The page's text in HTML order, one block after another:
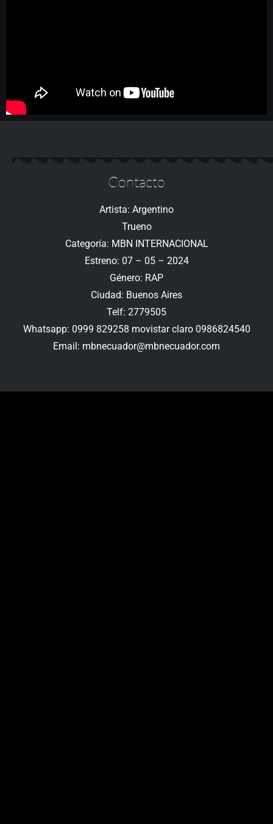
Contacto
Artista: Argentino
Trueno
Categoría: MBN INTERNACIONAL
Estreno: 07 – 05 – 2024
Género: RAP
Ciudad: Buenos Aires
Telf: 2779505
Whatsapp: 0999 829258 movistar claro 0986824540
Email: mbnecuador@mbnecuador.com